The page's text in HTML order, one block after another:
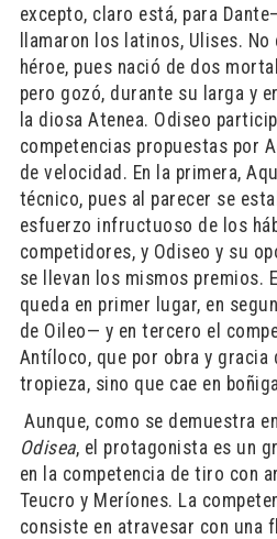
excepto, claro está, para
llamaron los latinos, Ulises.
héroe, pues nació de dos
pero gozó, durante su larga y
la diosa Atenea. Odiseo
competencias propuestas por
de velocidad. En la primera,
técnico, pues al parecer se
esfuerzo infructuoso de los
competidores, y Odiseo y su
se llevan los mismos premios.
queda en primer lugar, en
de Oileo— y en tercero el
Antíloco, que por obra y gracia
tropieza, sino que cae en
Aunque, como se demuestra
Odisea, el protagonista es un
en la competencia de tiro con
Teucro y Meríones. La
consiste en atravesar con una